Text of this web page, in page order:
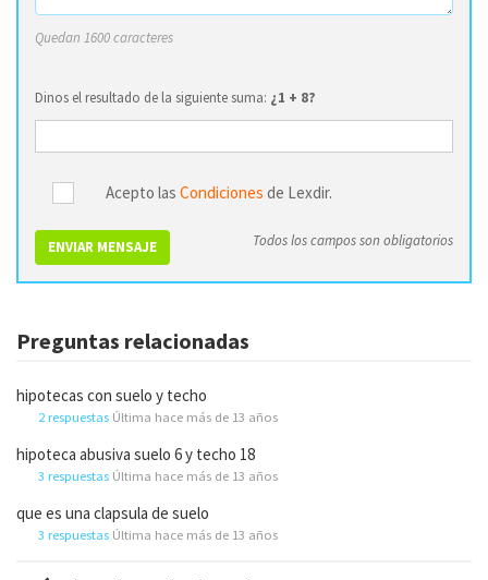
Quedan 1600 caracteres
Dinos el resultado de la siguiente suma: ¿1 + 8?
Acepto las Condiciones de Lexdir.
ENVIAR MENSAJE Todos los campos son obligatorios
Preguntas relacionadas
hipotecas con suelo y techo
2 respuestas Última hace más de 13 años
hipoteca abusiva suelo 6 y techo 18
3 respuestas Última hace más de 13 años
que es una clapsula de suelo
3 respuestas Última hace más de 13 años